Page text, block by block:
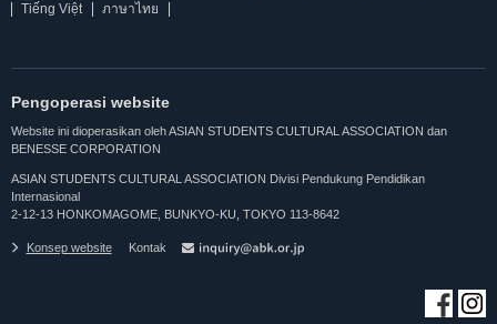
Tiếng Việt
ภาษาไทย
Pengoperasi website
Website ini dioperasikan oleh ASIAN STUDENTS CULTURAL ASSOCIATION dan
BENESSE CORPORATION
ASIAN STUDENTS CULTURAL ASSOCIATION Divisi Pendukung Pendidikan
Internasional
2-12-13 HONKOMAGOME, BUNKYO-KU, TOKYO 113-8642
Konsep website Kontak